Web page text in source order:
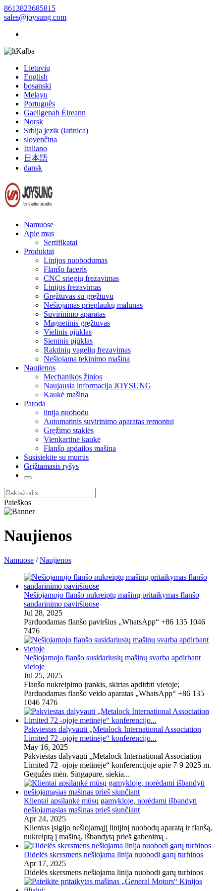
8613823685815
sales@joysung.com
Kalba
Lietuvių
English
bosanski
Melayu
Português
Gaeilgenah Éireann
Norsk
Srbija jezik (latinica)
slovenčina
Italiano
日本語
dansk
Namuose
Apie mus
Sertifikatai
Produktai
Linijos nuobodumas
Flanšo faceris
CNC sriegių frezavimas
Linijos frezavimas
Gręžtuvas su gręžtuvu
Nešiojamas prieplaukų malūnas
Suvirinimo aparatas
Magnetinis gręžtuvas
Vielinis pjūklas
Sieninis pjūklas
Raktinių vagelių frezavimas
Nešiojama tekinimo mašina
Naujienos
Mechanikos žinios
Naujausia informacija JOYSUNG
Kaukė mašina
Paroda
linija nuobodu
Automatinis suvirinimo aparatas remontui
Gręžimo staklės
Vienkartinė kaukė
Flanšo apdailos mašina
Susisiekite su mumis
Grįžtamasis ryšys
Paieškos
Naujienos
Namuose /Naujienos
Nešiojamojo flanšo nukreiptų mašinų pritaikymas flanšo
sandarinimo paviršiuose
Jul 28, 2025
Parduodamas flanšo paviršius „WhatsApp“ +86 135 1046
7476
Nešiojamojo flanšo susidariusių mašinų svarba apdirbant
vietoje
Jul 25, 2025
Flanšo nukreipimo įrankis, skirtas apdirbti vietoje;
Parduodamas flanšo veido aparatas „WhatsApp“ +86 135
1046 7476
Pakviestas dalyvauti „Metalock International Association
Limited 72 -ojoje metinėje“ konferencijo...
May 16, 2025
Pakviestas dalyvauti „Metalock International Association
Limited 72 -ojoje metinėje“ konferencijoje apie 7-9 2025 m.
Gegužės mėn. Singapūre, siekia...
Klientai apsilankė mūsų gamykloje, norėdami išbandyti
nešiojamąsias mašinas prieš siunčiant
Apr 24, 2025
Klientas įsigijo nešiojamąjį linijinį nuobodų aparatą ir flanšą,
nukreiptą į mašiną, išbandytą prieš gabenimą .
Didelės skersmens nešiojama linija nuobodi garų turbinos
Apr 17, 2025
Didelės skersmens nešiojama linija nuobodi garų turbinos